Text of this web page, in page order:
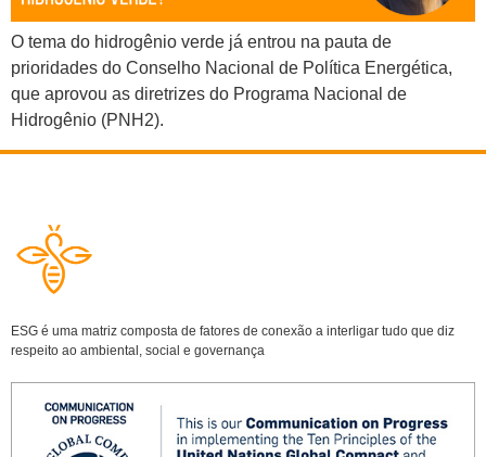
O tema do hidrogênio verde já entrou na pauta de
prioridades do Conselho Nacional de Política Energética,
que aprovou as diretrizes do Programa Nacional de
Hidrogênio (PNH2).
ESG é uma matriz composta de fatores de conexão a interligar tudo que diz
respeito ao ambiental, social e governança